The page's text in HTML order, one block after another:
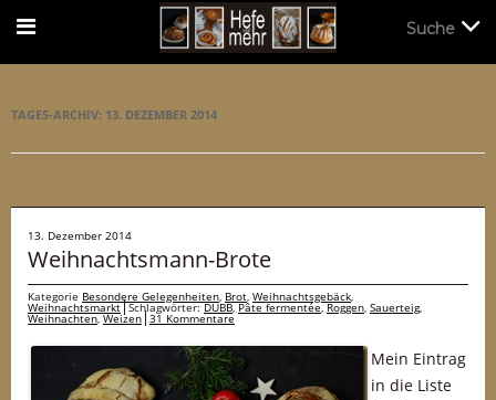
TAGES-ARCHIV: 13. DEZEMBER 2014
13. Dezember 2014
Weihnachtsmann-Brote
Kategorie Besondere Gelegenheiten, Brot, Weihnachtsgebäck,
Weihnachtsmarkt Schlagwörter:DUBB,Pâte fermentée,Roggen, Sauerteig,
Weihnachten,Weizen 31 Kommentare
Mein Eintrag
in die Liste
Suche
Suche